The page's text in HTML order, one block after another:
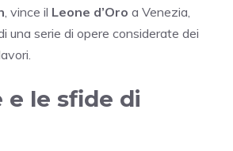
, vince il Leone d’Oro a Venezia,
una serie di opere considerate dei
e le sfide di